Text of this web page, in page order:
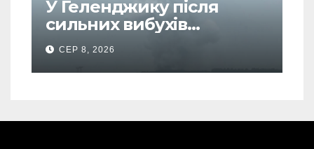
У Геленджику після
сильних вибухів
почалася масова
евакуація
СЕР 8, 2026